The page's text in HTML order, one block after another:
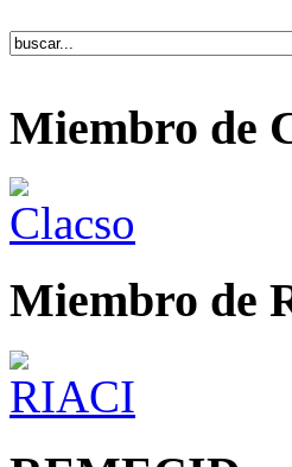
Miembro de
Miembro de